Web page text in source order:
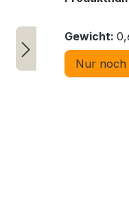
Gewicht:
Nur